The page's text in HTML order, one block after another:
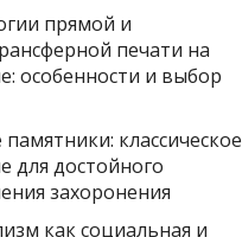
прямой и
печати на
особенности и выбор
классическое
для достойного
захоронения
как социальная и